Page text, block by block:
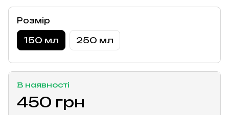
Розмір
150 мл 250 мл
В наявності
450 грн